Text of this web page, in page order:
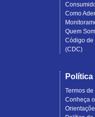
Como
Quem
Código de
(CDC)
Termos de
Conheça